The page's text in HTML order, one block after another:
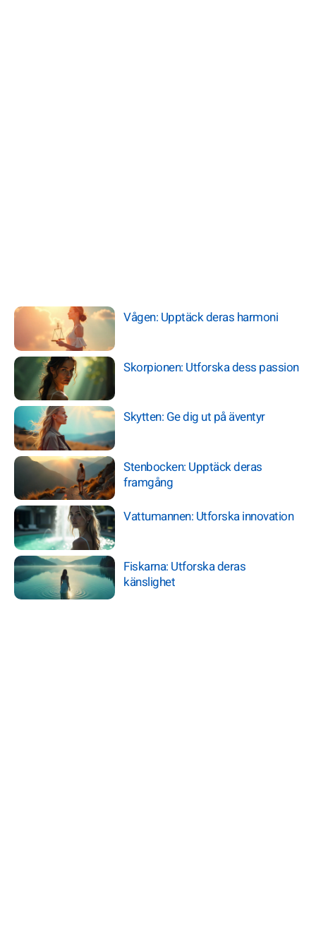
Vågen: Upptäck deras harmoni
Skorpionen: Utforska dess passion
Skytten: Ge dig ut på äventyr
Stenbocken: Upptäck deras
framgång
Vattumannen: Utforska innovation
Fiskarna: Utforska deras
känslighet